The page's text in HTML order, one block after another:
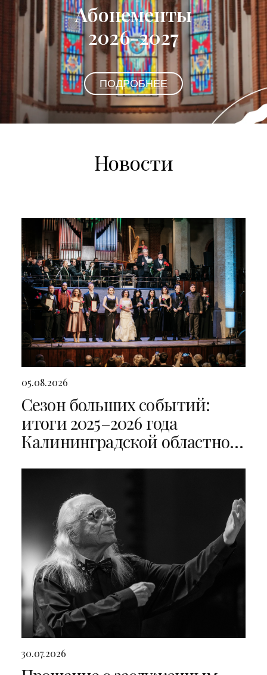
Абонементы
2026-2027
ПОДРОБНЕЕ
Новости
05.08.2026
Сезон больших событий:
итоги 2025–2026 года
Калининградской областной
30.07.2026